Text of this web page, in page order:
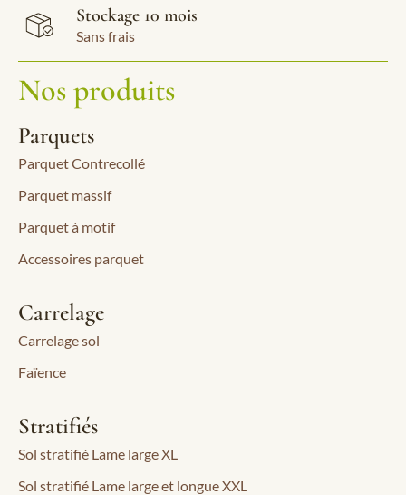
Stockage 10 mois
Sans frais
Nos produits
Parquets
Parquet Contrecollé
Parquet massif
Parquet à motif
Accessoires parquet
Carrelage
Carrelage sol
Faïence
Stratifiés
Sol stratifié Lame large XL
Sol stratifié Lame large et longue XXL